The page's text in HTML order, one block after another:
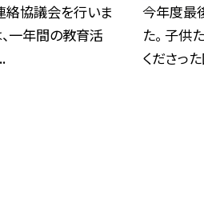
協議会を行いま
、一年間の教育活
今年度最
た。 子供
くださっ